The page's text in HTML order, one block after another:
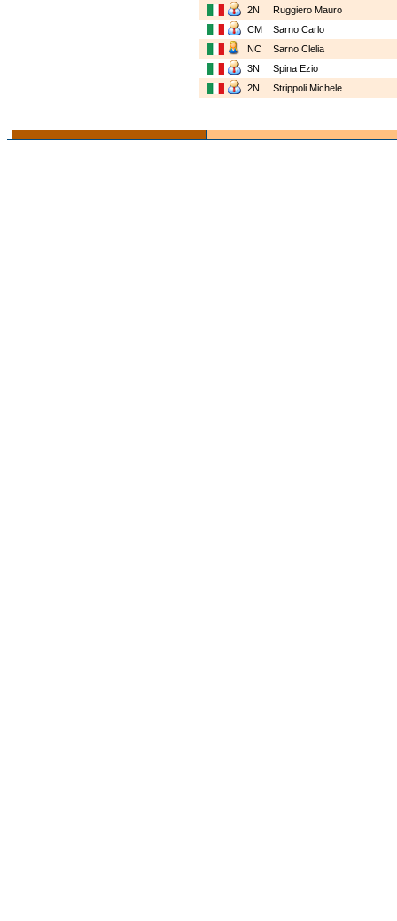
2N
Ruggiero Mauro
CM
Sarno Carlo
NC
Sarno Clelia
3N
Spina Ezio
2N
Strippoli Michele